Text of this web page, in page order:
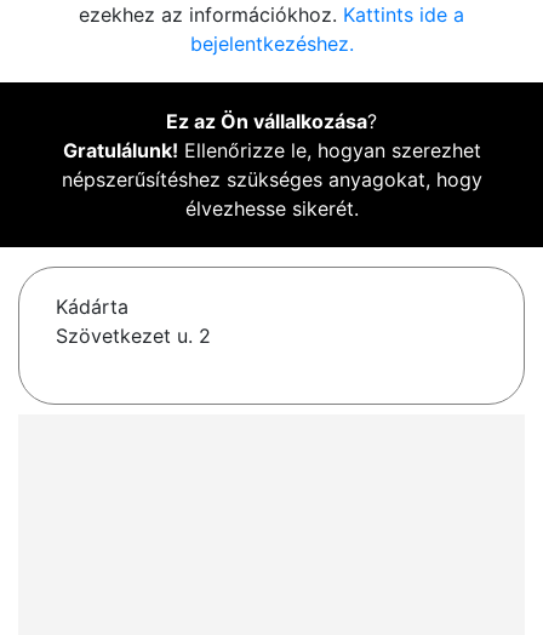
ezekhez az információkhoz. Kattints ide a
bejelentkezéshez.
Ez az Ön vállalkozása?
Gratulálunk! Ellenőrizze le, hogyan szerezhet
népszerűsítéshez szükséges anyagokat, hogy
élvezhesse sikerét.
Kádárta
Szövetkezet u. 2